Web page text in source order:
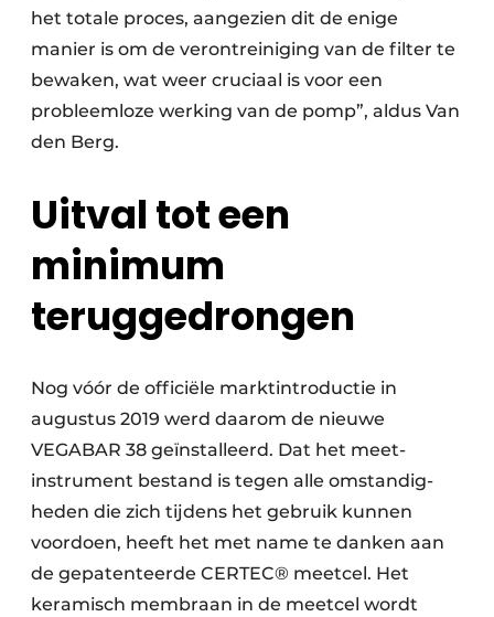
het totale proces, aangezien dit de enige
manier is om de verontreiniging van de filter te
bewaken, wat weer cruciaal is voor een
probleemloze werking van de pomp”, aldus Van
den Berg.
Uitval tot een
minimum
teruggedrongen
Nog vóór de officiële marktintroductie in
augustus 2019 werd daarom de nieuwe
VEGABAR 38 geïnstalleerd. Dat het meet­
instrument bestand is tegen alle omstandig­
heden die zich tijdens het gebruik kunnen
voordoen, heeft het met name te danken aan
de gepatenteerde CERTEC® meetcel. Het
keramisch membraan in de meetcel wordt